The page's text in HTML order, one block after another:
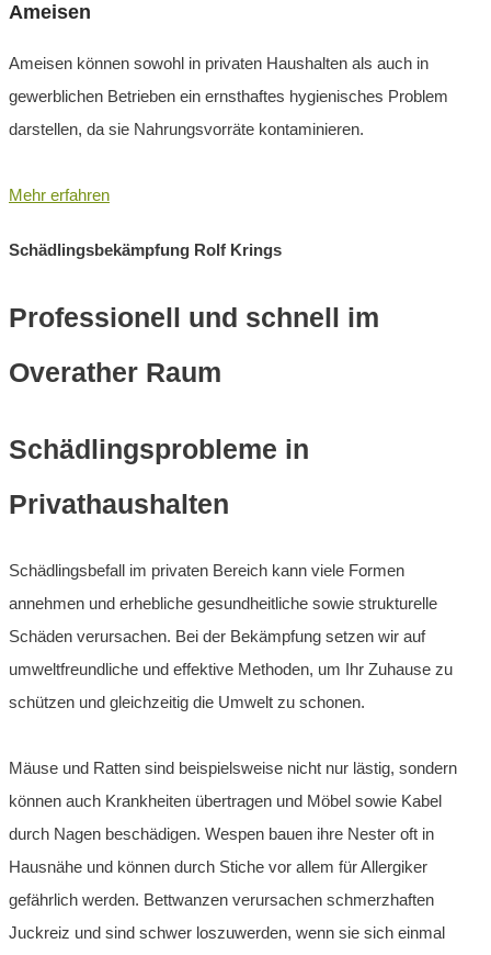
Ameisen
Ameisen können sowohl in privaten Haushalten als auch in
gewerblichen Betrieben ein ernsthaftes hygienisches Problem
darstellen, da sie Nahrungsvorräte kontaminieren.
Mehr erfahren
Schädlingsbekämpfung Rolf Krings
Professionell und schnell im
Overather Raum
Schädlingsprobleme in
Privathaushalten
Schädlingsbefall im privaten Bereich kann viele Formen
annehmen und erhebliche gesundheitliche sowie strukturelle
Schäden verursachen. Bei der Bekämpfung setzen wir auf
umweltfreundliche und effektive Methoden, um Ihr Zuhause zu
schützen und gleichzeitig die Umwelt zu schonen.
Mäuse und Ratten sind beispielsweise nicht nur lästig, sondern
können auch Krankheiten übertragen und Möbel sowie Kabel
durch Nagen beschädigen. Wespen bauen ihre Nester oft in
Hausnähe und können durch Stiche vor allem für Allergiker
gefährlich werden. Bettwanzen verursachen schmerzhaften
Juckreiz und sind schwer loszuwerden, wenn sie sich einmal